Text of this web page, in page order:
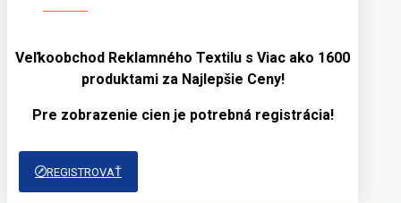
Veľkoobchod Reklamného Textilu s Viac ako 1600
produktami za Najlepšie Ceny!
Pre zobrazenie cien je potrebná registrácia!
REGISTROVAŤ